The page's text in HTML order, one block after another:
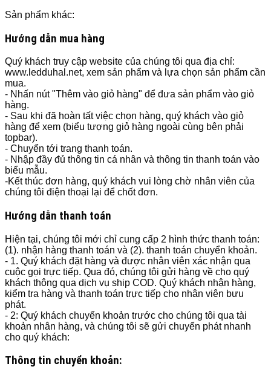
Sản phẩm khác:
Hướng dẫn mua hàng
Quý khách truy cập website của chúng tôi qua địa chỉ:
www.ledduhal.net, xem sản phẩm và lựa chọn sản phẩm cần
mua.
- Nhấn nút "Thêm vào giỏ hàng" để đưa sản phẩm vào giỏ
hàng.
- Sau khi đã hoàn tất việc chọn hàng, quý khách vào giỏ
hàng để xem (biểu tượng giỏ hàng ngoài cùng bên phải
topbar).
- Chuyển tới trang thanh toán.
- Nhập đầy đủ thông tin cá nhân và thông tin thanh toán vào
biểu mẫu.
-Kết thúc đơn hàng, quý khách vui lòng chờ nhân viên của
chúng tôi điện thoại lại để chốt đơn.
Hướng dẫn thanh toán
Hiện tại, chúng tôi mới chỉ cung cấp 2 hình thức thanh toán:
(1). nhận hàng thanh toán và (2). thanh toán chuyển khoản.
- 1. Quý khách đặt hàng và được nhân viên xác nhận qua
cuộc gọi trực tiếp. Qua đó, chúng tôi gửi hàng về cho quý
khách thông qua dịch vụ ship COD. Quý khách nhận hàng,
kiểm tra hàng và thanh toán trực tiếp cho nhân viên bưu
phát.
- 2: Quý khách chuyển khoản trước cho chúng tôi qua tài
khoản nhân hàng, và chúng tôi sẽ gửi chuyển phát nhanh
cho quý khách:
Thông tin chuyển khoản: